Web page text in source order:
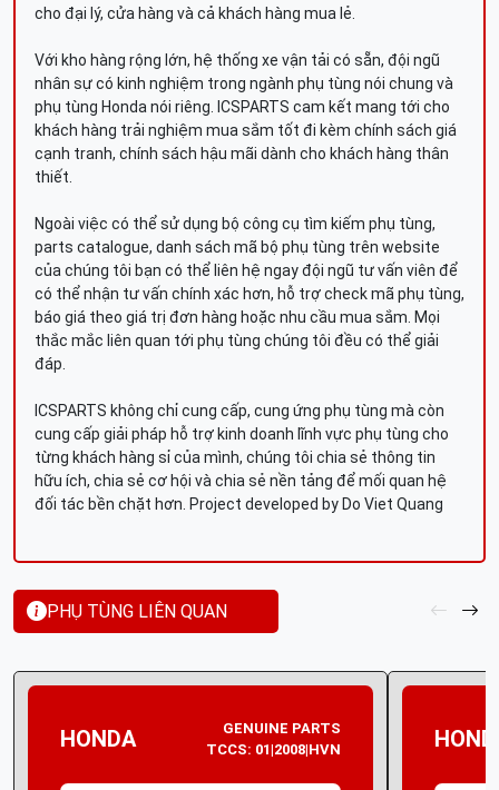
cho đại lý, cửa hàng và cả khách hàng mua lẻ.
Với kho hàng rộng lớn, hệ thống xe vận tải có sẵn, đội ngũ
nhân sự có kinh nghiệm trong ngành phụ tùng nói chung và
phụ tùng Honda nói riêng. ICSPARTS cam kết mang tới cho
khách hàng trải nghiệm mua sắm tốt đi kèm chính sách giá
cạnh tranh, chính sách hậu mãi dành cho khách hàng thân
thiết.
Ngoài việc có thể sử dụng bộ công cụ tìm kiếm phụ tùng,
parts catalogue, danh sách mã bộ phụ tùng trên website
của chúng tôi bạn có thể liên hệ ngay đội ngũ tư vấn viên để
có thể nhận tư vấn chính xác hơn, hỗ trợ check mã phụ tùng,
báo giá theo giá trị đơn hàng hoặc nhu cầu mua sắm. Mọi
thắc mắc liên quan tới phụ tùng chúng tôi đều có thể giải
đáp.
ICSPARTS không chỉ cung cấp, cung ứng phụ tùng mà còn
cung cấp giải pháp hỗ trợ kinh doanh lĩnh vực phụ tùng cho
từng khách hàng sỉ của mình, chúng tôi chia sẻ thông tin
hữu ích, chia sẻ cơ hội và chia sẻ nền tảng để mối quan hệ
đối tác bền chặt hơn. Project developed by Do Viet Quang
PHỤ TÙNG LIÊN QUAN
HONDA
GENUINE PARTS
TCCS: 01|2008|HVN